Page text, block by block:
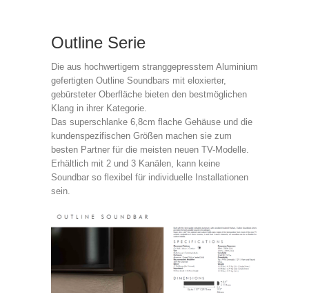
Outline Serie
Die aus hochwertigem stranggepresstem Aluminium
gefertigten Outline Soundbars mit eloxierter,
gebürsteter Oberfläche bieten den bestmöglichen
Klang in ihrer Kategorie.
Das superschlanke 6,8cm flache Gehäuse und die
kundenspezifischen Größen machen sie zum
besten Partner für die meisten neuen TV-Modelle.
Erhältlich mit 2 und 3 Kanälen, kann keine
Soundbar so flexibel für individuelle Installationen
sein.